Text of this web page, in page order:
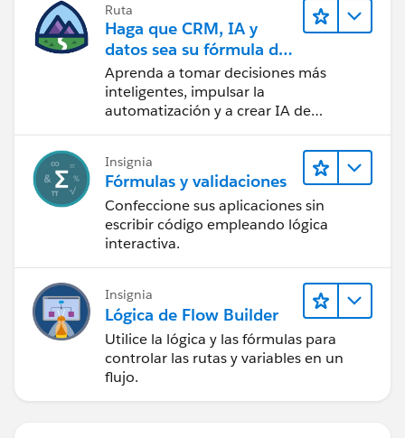
Ruta
Haga que CRM, IA y
datos sea su fórmula de
confianza
Aprenda a tomar decisiones más
inteligentes, impulsar la
automatización y a crear IA de
Salesforce.
Insignia
Fórmulas y validaciones
Confeccione sus aplicaciones sin
escribir código empleando lógica
interactiva.
Insignia
Lógica de Flow Builder
Utilice la lógica y las fórmulas para
controlar las rutas y variables en un
flujo.